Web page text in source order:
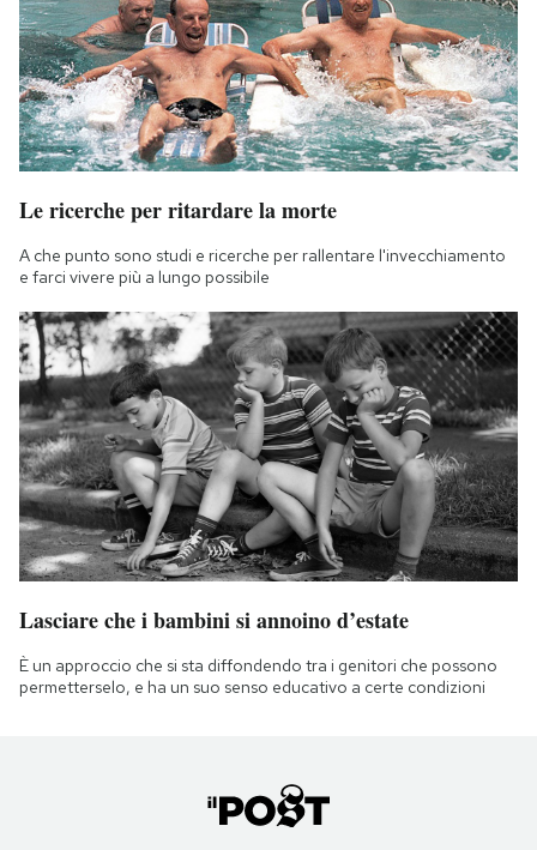
Le ricerche per ritardare la morte
A che punto sono studi e ricerche per rallentare l'invecchiamento
e farci vivere più a lungo possibile
Lasciare che i bambini si annoino d’estate
È un approccio che si sta diffondendo tra i genitori che possono
permetterselo, e ha un suo senso educativo a certe condizioni